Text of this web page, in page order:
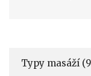
Typy masáží